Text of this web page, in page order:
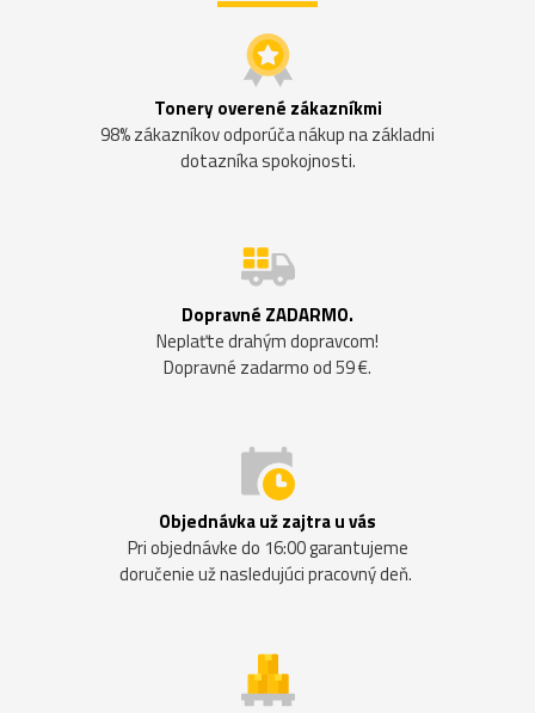
Tonery overené zákazníkmi
98% zákazníkov odporúča nákup na základni
dotazníka spokojnosti.
Dopravné ZADARMO.
Neplaťte drahým dopravcom!
Dopravné zadarmo od 59 €.
Objednávka už zajtra u vás
Pri objednávke do 16:00 garantujeme
doručenie už nasledujúci pracovný deň.